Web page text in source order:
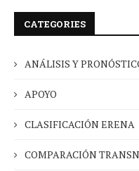
CATEGORIES
ANÁLISIS Y
APOYO
CLASIFICACIÓN ERENA
COMPARACIÓN